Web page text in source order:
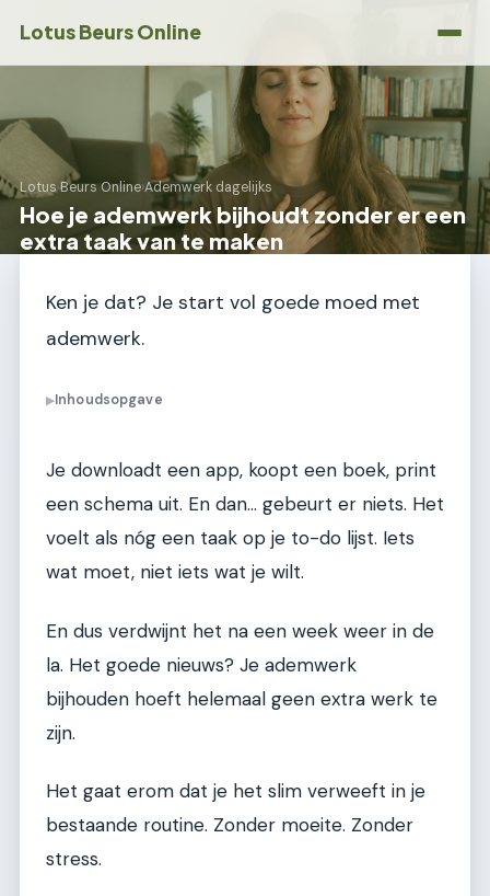
Lotus Beurs Online
Lotus Beurs Online›Ademwerk dagelijks
Hoe je ademwerk bijhoudt zonder er een
extra taak van te maken
Ken je dat? Je start vol goede moed met
ademwerk.
▶Inhoudsopgave
Je downloadt een app, koopt een boek, print
een schema uit. En dan… gebeurt er niets. Het
voelt als nóg een taak op je to-do lijst. Iets
wat moet, niet iets wat je wilt.
En dus verdwijnt het na een week weer in de
la. Het goede nieuws? Je ademwerk
bijhouden hoeft helemaal geen extra werk te
zijn.
Het gaat erom dat je het slim verweeft in je
bestaande routine. Zonder moeite. Zonder
stress.